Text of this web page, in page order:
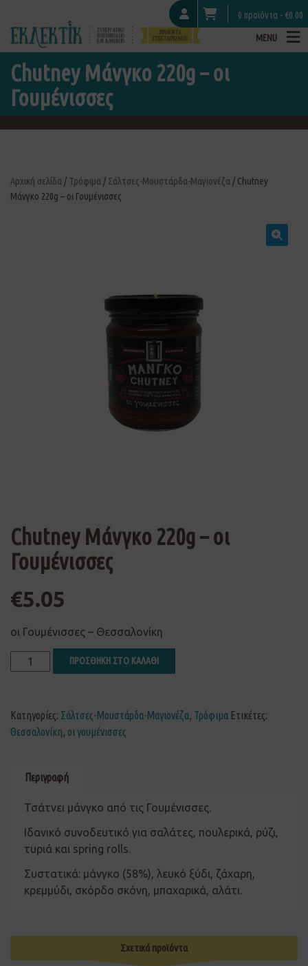
0 προϊόντα - €0.00
MENU
Chutney Μάνγκο 220g – οι
Γουμένισσες
Αρχική σελίδα / Τρόφιμα / Σάλτσες-Μουστάρδα-Μαγιονέζα / Chutney
Μάνγκο 220g – οι Γουμένισσες
Chutney Μάνγκο 220g – οι
Γουμένισσες
€5.05
οι Γουμένισσες – Θεσσαλονίκη
ΠΡΟΣΘΗΚΗ ΣΤΟ ΚΑΛΑΘΙ
Κατηγορίες: Σάλτσες-Μουστάρδα-Μαγιονέζα, Τρόφιμα Ετικέτες:
Θεσσαλονίκη, οι γουμένισσες
Περιγραφή
Τσάτνει μάνγκο από τις Γουμένισσες.
Ιδανικό συνοδευτικό για σαλάτες, πουλερικά, ρύζι,
τυριά και spring rolls.
Συστατικά: μάνγκο (58%), λευκό ξύδι, ζάχαρη,
κρεμμύδι, σκόρδο σκόνη, μπαχαρικά, αλάτι.
Σχετικά προϊόντα